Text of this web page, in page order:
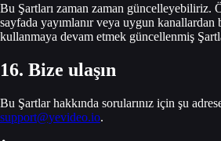
Bu Şartları zaman zaman güncelleyebiliriz.
sayfada yayımlanır veya uygun
kullanmaya devam etmek güncellenmiş
16. Bize ulaşın
Bu Şartlar hakkında sorularınız için şu
support@yevideo.io.